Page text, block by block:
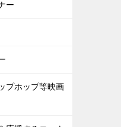
ー
プホップ等映画